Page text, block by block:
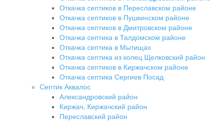
Откачка септиков в Переславском районе
Откачка септиков в Пушкинском районе
Откачка септиков в Дмитровском районе
Откачка септика в Талдомском районе
Откачка септика в Мытищах
Откачка септика из колец Щелковский район
Откачка септиков в Киржачском районе
Откачка септика Сергиев Посад
Септик Аквалос
Александровский район
Киржач, Киржачский район
Переславский район